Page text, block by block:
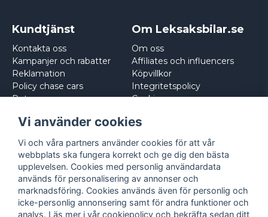
Kundtjänst
Kontakta oss
Kampanjer och rabatter
Reklamation
Policy chase cars
Returnera
Om Leksaksbilar.se
Om oss
Affiliates och influencers
Köpvillkor
Integritetspolicy
Cookies
Vi använder cookies
Vi och våra partners använder cookies för att vår
webbplats ska fungera korrekt och ge dig den bästa
upplevelsen. Cookies med personlig användardata
används för personalisering av annonser och
marknadsföring. Cookies används även för personlig och
icke-personlig annonsering samt för andra funktioner och
analys. Läs mer i vår cookiepolicy och bekräfta sedan ditt